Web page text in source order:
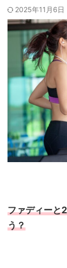
2025年11月6日
ファディーと
う？